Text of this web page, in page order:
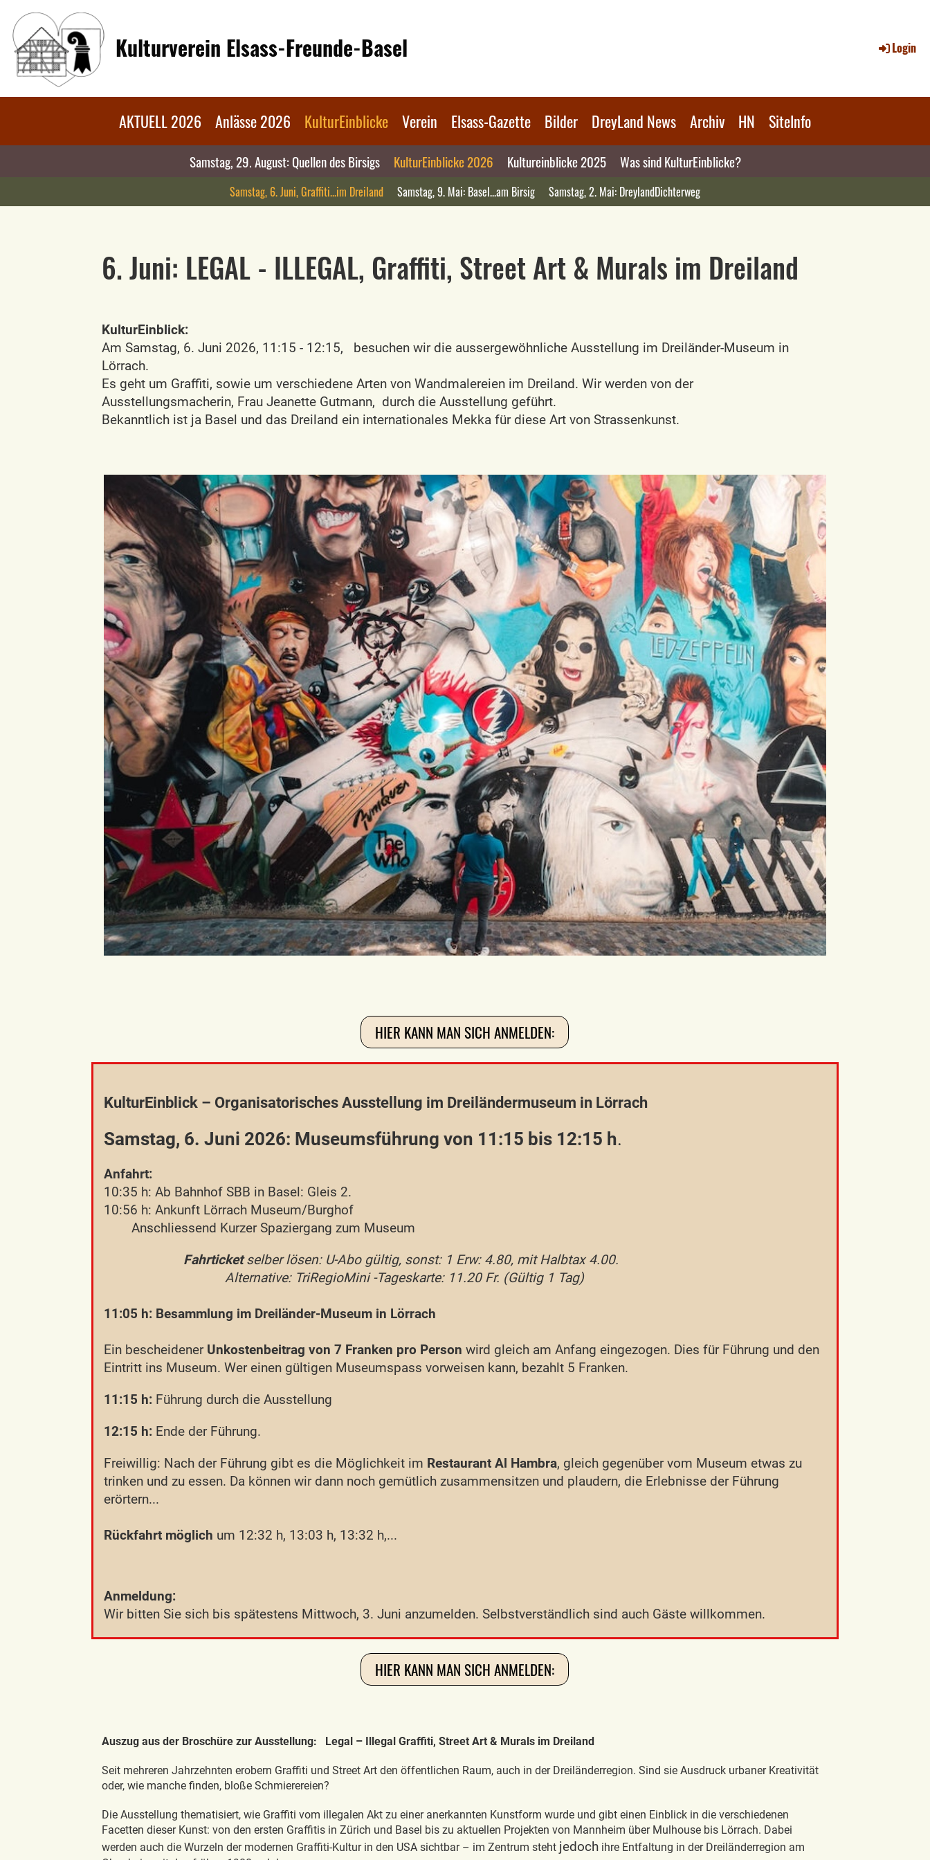
Kulturverein Elsass-Freunde-Basel Login
AKTUELL 2026 Anlässe 2026 KulturEinblicke Verein Elsass-Gazette Bilder DreyLand News Archiv HN SiteInfo
Samstag, 29. August: Quellen des Birsigs KulturEinblicke 2026 Kultureinblicke 2025 Was sind KulturEinblicke?
Samstag, 6. Juni, Graffiti...im Dreiland Samstag, 9. Mai: Basel...am Birsig Samstag, 2. Mai: DreylandDichterweg
6. Juni: LEGAL - ILLEGAL, Graffiti, Street Art & Murals im Dreiland
KulturEinblick:
Am Samstag, 6. Juni 2026, 11:15 - 12:15, besuchen wir die aussergewöhnliche Ausstellung im Dreiländer-Museum in
Lörrach.
Es geht um Graffiti, sowie um verschiedene Arten von Wandmalereien im Dreiland. Wir werden von der
Ausstellungsmacherin, Frau Jeanette Gutmann, durch die Ausstellung geführt.
Bekanntlich ist ja Basel und das Dreiland ein internationales Mekka für diese Art von Strassenkunst.
HIER KANN MAN SICH ANMELDEN:
KulturEinblick – Organisatorisches Ausstellung im Dreiländermuseum in Lörrach
Samstag, 6. Juni 2026: Museumsführung von 11:15 bis 12:15 h.
Anfahrt:
10:35 h: Ab Bahnhof SBB in Basel: Gleis 2.
10:56 h: Ankunft Lörrach Museum/Burghof
Anschliessend Kurzer Spaziergang zum Museum
Fahrticketselber lösen: U-Abo gültig, sonst: 1 Erw: 4.80, mit Halbtax 4.00.
Alternative: TriRegioMini -Tageskarte: 11.20 Fr. (Gültig 1 Tag)
11:05 h: Besammlung im Dreiländer-Museum in Lörrach
Ein bescheidener Unkostenbeitrag von 7 Franken pro Person wird gleich am Anfang eingezogen. Dies für Führung und den
Eintritt ins Museum. Wer einen gültigen Museumspass vorweisen kann, bezahlt 5 Franken.
11:15 h: Führung durch die Ausstellung
12:15 h: Ende der Führung.
Freiwillig: Nach der Führung gibt es die Möglichkeit im Restaurant Al Hambra, gleich gegenüber vom Museum etwas zu
trinken und zu essen. Da können wir dann noch gemütlich zusammensitzen und plaudern, die Erlebnisse der Führung
erörtern...
Rückfahrt möglich um 12:32 h, 13:03 h, 13:32 h,...
Anmeldung:
Wir bitten Sie sich bis spätestens Mittwoch, 3. Juni anzumelden. Selbstverständlich sind auch Gäste willkommen.
HIER KANN MAN SICH ANMELDEN:
Auszug aus der Broschüre zur Ausstellung: Legal – Illegal Graffiti, Street Art & Murals im Dreiland
Seit mehreren Jahrzehnten erobern Graffiti und Street Art den öffentlichen Raum, auch in der Dreiländerregion. Sind sie Ausdruck urbaner Kreativität
oder, wie manche finden, bloße Schmierereien?
Die Ausstellung thematisiert, wie Graffiti vom illegalen Akt zu einer anerkannten Kunstform wurde und gibt einen Einblick in die verschiedenen
Facetten dieser Kunst: von den ersten Graffitis in Zürich und Basel bis zu aktuellen Projekten von Mannheim über Mulhouse bis Lörrach. Dabei
werden auch die Wurzeln der modernen Graffiti-Kultur in den USA sichtbar – im Zentrum steht jedoch ihre Entfaltung in der Dreiländerregion am